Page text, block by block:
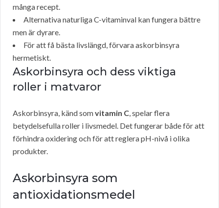
många recept.
Alternativa naturliga C-vitaminval kan fungera bättre
men är dyrare.
För att få bästa livslängd, förvara askorbinsyra
hermetiskt.
Askorbinsyra och dess viktiga
roller i matvaror
Askorbinsyra, känd somvitamin C, spelar flera
betydelsefulla roller i livsmedel. Det fungerar både för att
förhindra oxidering och för att reglera pH-nivå i olika
produkter.
Askorbinsyra som
antioxidationsmedel